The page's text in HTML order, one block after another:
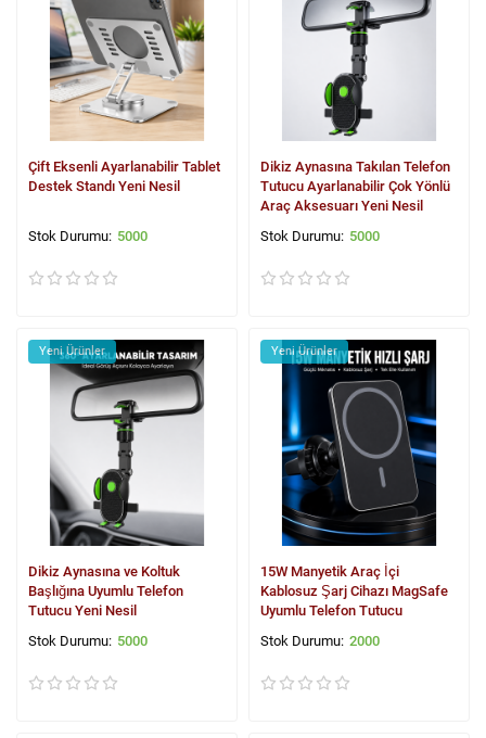
Çift Eksenli Ayarlanabilir Tablet
Destek Standı Yeni Nesil
5000
Dikiz Aynasına Takılan Telefon
Tutucu Ayarlanabilir Çok Yönlü
Araç Aksesuarı Yeni Nesil
5000
Yeni Ürünler
Dikiz Aynasına ve Koltuk
Başlığına Uyumlu Telefon
Tutucu Yeni Nesil
5000
Yeni Ürünler
15W Manyetik Araç İçi
Kablosuz Şarj Cihazı MagSafe
Uyumlu Telefon Tutucu
2000